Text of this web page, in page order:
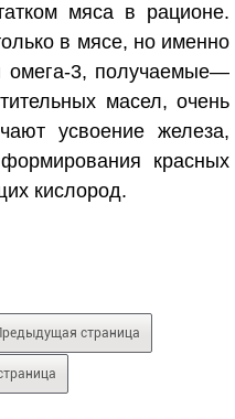
мяса в рационе.
в мясе, но именно
омега-3, получаемые—
масел, очень
усвоение железа,
красных
кислород.
страница